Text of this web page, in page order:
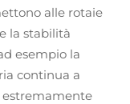
alle rotaie
la stabilità
esempio la
continua a